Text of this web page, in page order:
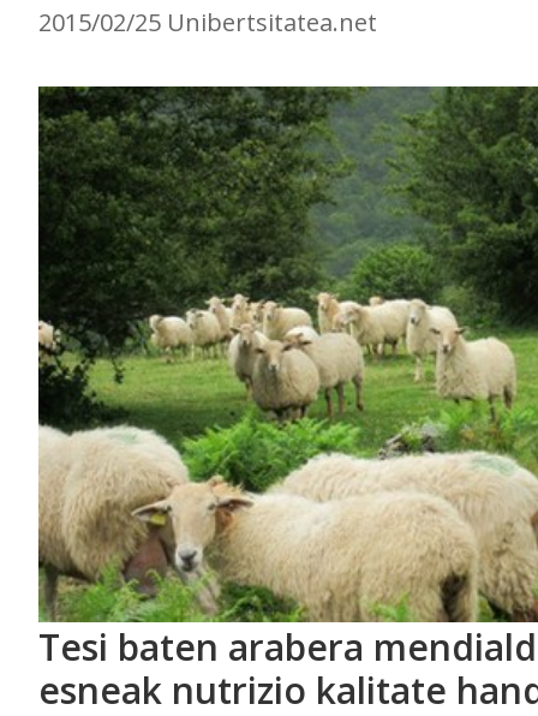
2015/02/25 Unibertsitatea.net
Tesi baten arabera
esneak nutrizio kalitate